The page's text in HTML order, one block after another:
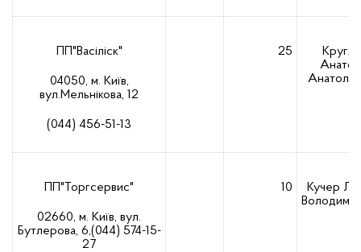
ПП"Васіліск"
04050, м. Київ,
вул.Мельнікова, 12
(044) 456-51-13
25
ПП"Торгсервис"
02660, м. Київ, вул.
Бутлерова, 6,(044) 574-15-
27
10
Кучер